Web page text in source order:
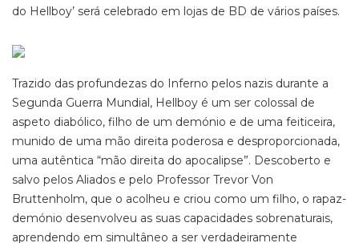
do Hellboy’ será celebrado em lojas de BD de vários países.
Trazido das profundezas do Inferno pelos nazis durante a
Segunda Guerra Mundial, Hellboy é um ser colossal de
aspeto diabólico, filho de um demónio e de uma feiticeira,
munido de uma mão direita poderosa e desproporcionada,
uma autêntica “mão direita do apocalipse”. Descoberto e
salvo pelos Aliados e pelo Professor Trevor Von
Bruttenholm, que o acolheu e criou como um filho, o rapaz-
demónio desenvolveu as suas capacidades sobrenaturais,
aprendendo em simultâneo a ser verdadeiramente